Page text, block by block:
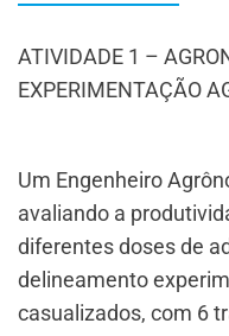
ATIVIDADE 1 –
EXPERIMENTAÇÃO
Um Engenheiro
avaliando a
diferentes doses de
delineamento
casualizados, com 6